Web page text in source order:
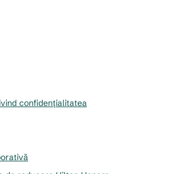
confidenţialitatea